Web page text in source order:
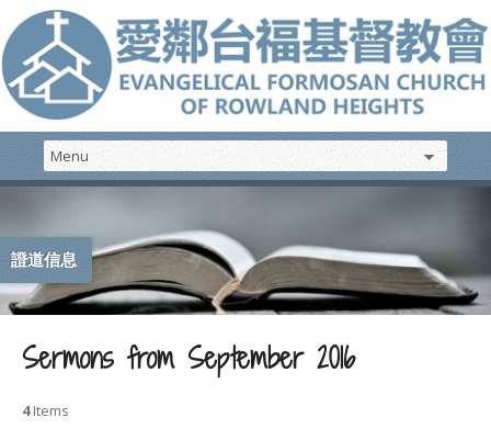
證道信息
Sermons from September 2016
4Items